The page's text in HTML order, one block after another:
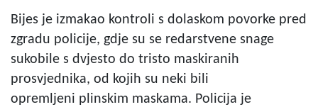
Bijes je izmakao kontroli s dolaskom povorke pred
zgradu policije, gdje su se redarstvene snage
sukobile s dvjesto do tristo maskiranih
prosvjednika, od kojih su neki bili
opremljeni plinskim maskama. Policija je